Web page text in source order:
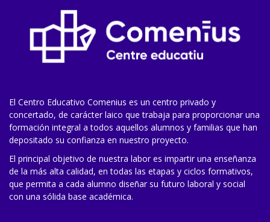
El Centro Educativo Comenius es un centro privado y
concertado, de carácter laico que trabaja para proporcionar una
formación integral a todos aquellos alumnos y familias que han
depositado su confianza en nuestro proyecto.
El principal objetivo de nuestra labor es impartir una enseñanza
de la más alta calidad, en todas las etapas y ciclos formativos,
que permita a cada alumno diseñar su futuro laboral y social
con una sólida base académica.